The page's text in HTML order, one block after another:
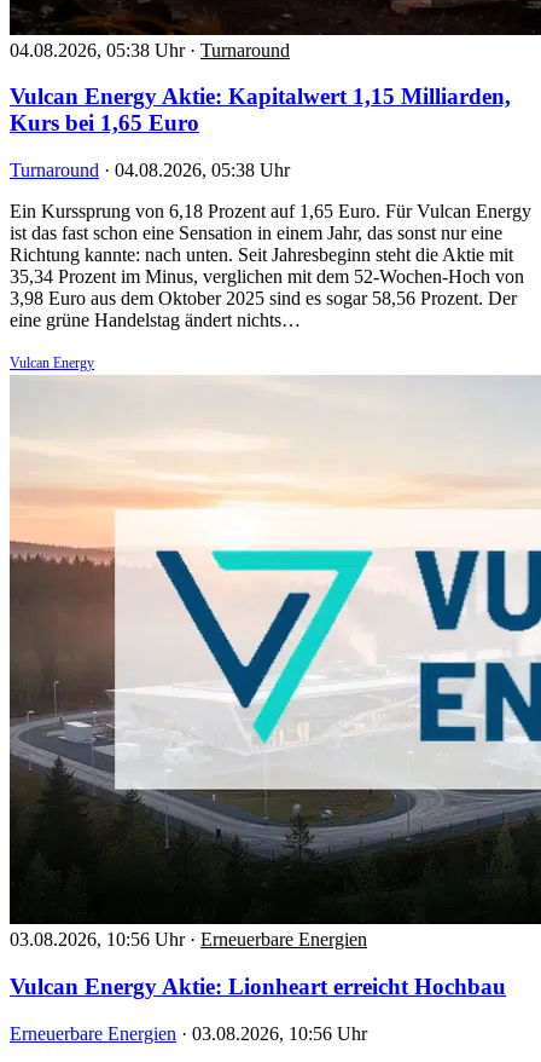
04.08.2026, 05:38 Uhr · Turnaround
Vulcan Energy Aktie: Kapitalwert 1,15 Milliarden,
Kurs bei 1,65 Euro
Turnaround · 04.08.2026, 05:38 Uhr
Ein Kurssprung von 6,18 Prozent auf 1,65 Euro. Für Vulcan Energy
ist das fast schon eine Sensation in einem Jahr, das sonst nur eine
Richtung kannte: nach unten. Seit Jahresbeginn steht die Aktie mit
35,34 Prozent im Minus, verglichen mit dem 52-Wochen-Hoch von
3,98 Euro aus dem Oktober 2025 sind es sogar 58,56 Prozent. Der
eine grüne Handelstag ändert nichts…
Vulcan Energy
03.08.2026, 10:56 Uhr · Erneuerbare Energien
Vulcan Energy Aktie: Lionheart erreicht Hochbau
Erneuerbare Energien · 03.08.2026, 10:56 Uhr